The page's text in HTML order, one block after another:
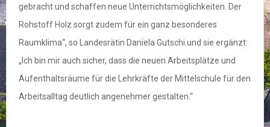
gebracht und schaffen neue Unterrichtsmöglichkeiten. Der
Rohstoff Holz sorgt zudem für ein ganz besonderes
Raumklima“, so Landesrätin Daniela Gutschi und sie ergänzt:
„Ich bin mir auch sicher, dass die neuen Arbeitsplätze und
Aufenthaltsräume für die Lehrkräfte der Mittelschule für den
Arbeitsalltag deutlich angenehmer gestalten.“